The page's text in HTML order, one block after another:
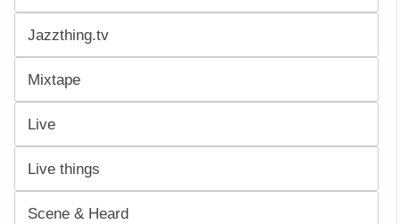
Jazzthing.tv
Mixtape
Live
Live things
Scene & Heard